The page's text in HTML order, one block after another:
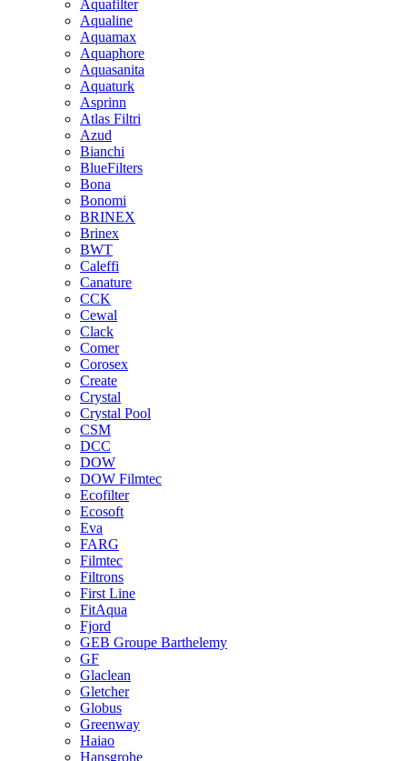
Aquafilter
Aqualine
Aquamax
Aquaphore
Aquasanita
Aquaturk
Asprinn
Atlas Filtri
Azud
Bianchi
BlueFilters
Bona
Bonomi
BRINEX
Brinex
BWT
Caleffi
Canature
CCK
Cewal
Clack
Comer
Corosex
Create
Crystal
Crystal Pool
CSM
DCC
DOW
DOW Filmtec
Ecofilter
Ecosoft
Eva
FARG
Filmtec
Filtrons
First Line
FitAqua
Fjord
GEB Groupe Barthelemy
GF
Glaclean
Gletcher
Globus
Greenway
Haiao
Hansgrohe